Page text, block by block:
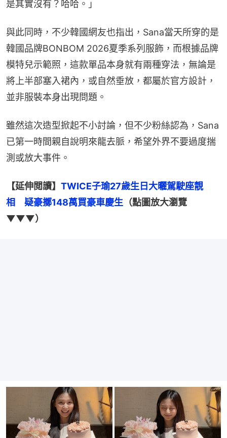
是其實沒有？哈哈。」
與此同時，不少韓國網友也指出，Sana當天所穿的是
韓國品牌BONBOM 2026夏季系列服飾，而根據品牌
模特兒示範照，這款單品本身就有兩種穿法，無論是
將上半部塞入裙內，或自然垂放，都屬於官方設計，
並非服裝本身出現問題。
雖然這次造型掀起不小討論，但不少粉絲認為，Sana
已第一時間親自說明來龍去脈，希望外界不要過度揣
測或放大事件。
【延伸閲讀】 TWICE子瑜27歲生日大曬駕駛座靚
相　疑豪擲148萬買豪車慶生 （點圖放大瀏覽
▼▼▼）